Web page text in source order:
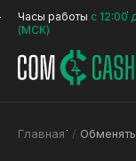
Часы работы с 12:00
(МСК)
Главная /